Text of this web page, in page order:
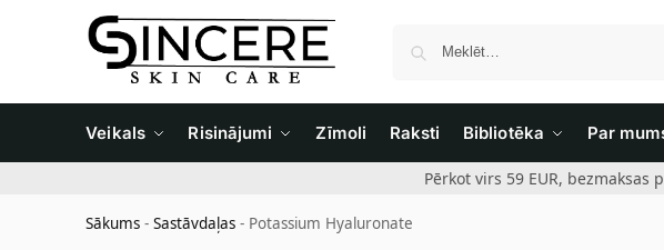
Veikals Risinājumi Zīmoli Raksti Bibliotēka Par
Pērkot virs 59 EUR,
Sākums - Sastāvdaļas - Potassium Hyaluronate